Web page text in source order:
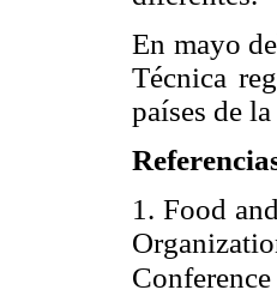
En mayo
Técnica
países de
1. Food